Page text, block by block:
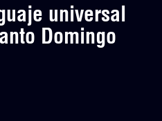
universal
Domingo